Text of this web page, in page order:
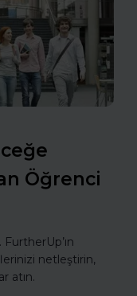
Öğrenci
netleştirin,
atın.